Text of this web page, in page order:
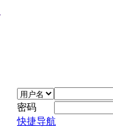
密码
快捷导航